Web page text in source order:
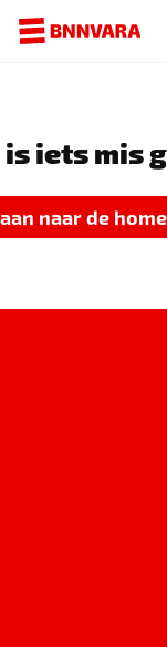
is iets mis
naar de